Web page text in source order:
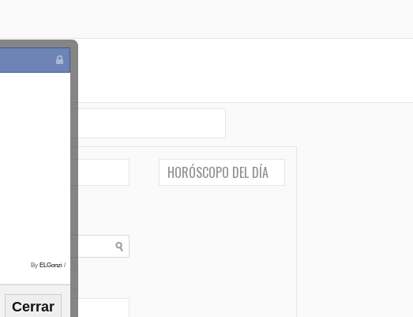
By ELGonzi /
Cerrar
HORÓSCOPO DEL DÍA